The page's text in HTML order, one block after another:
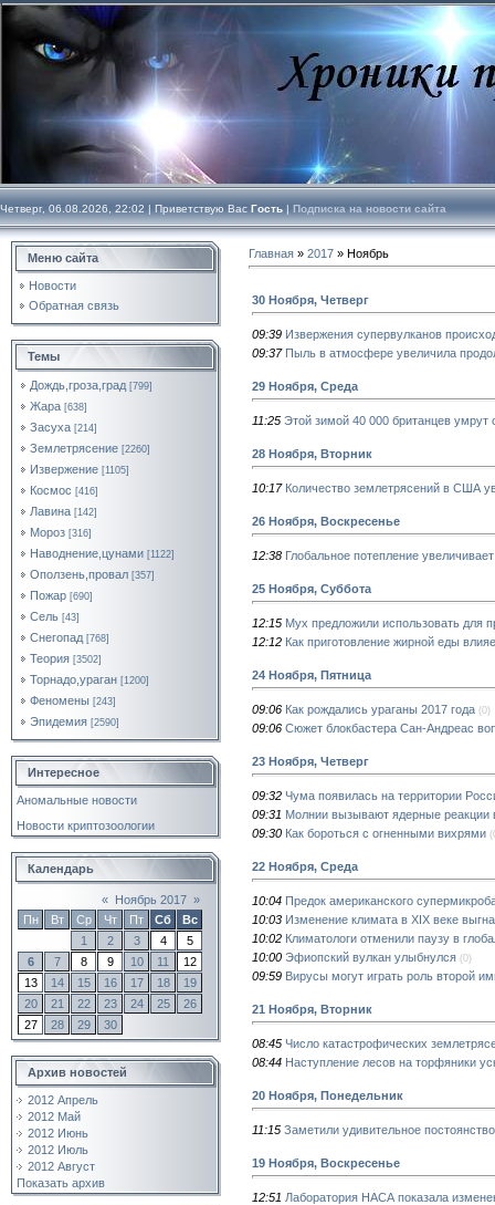
Четверг, 06.08.2026, 22:02 | Приветствую Вас Гость | Подписка на новости сайта
Меню сайта
Новости
Обратная связь
Темы
Дождь,гроза,град [799]
Жара [638]
Засуха [214]
Землетрясение [2260]
Извержение [1105]
Космос [416]
Лавина [142]
Мороз [316]
Наводнение,цунами [1122]
Оползень,провал [357]
Пожар [690]
Сель [43]
Снегопад [768]
Теория [3502]
Торнадо,ураган [1200]
Феномены [243]
Эпидемия [2590]
Интересное
Аномальные новости
Новости криптозоологии
Календарь
« Ноябрь 2017 »
Пн
Вт Ср Чт Пт Сб
Вс
1
2 3 4
5
6
7 8 9 10 11
12
13
14 15 16 17 18
19
20
21 22 23 24 25
26
27
28 29 30
Архив новостей
2012 Апрель
2012 Май
2012 Июнь
2012 Июль
2012 Август
Показать архив
Главная » 2017 » Ноябрь
30 Ноября, Четверг
09:39 Извержения супервулканов
09:37 Пыль в атмосфере увеличила
29 Ноября, Среда
11:25 Этой зимой 40 000 британцев умрут
28 Ноября, Вторник
10:17 Количество землетрясений в США
26 Ноября, Воскресенье
12:38 Глобальное потепление
25 Ноября, Суббота
12:15 Мух предложили использовать для
12:12 Как приготовление жирной еды
24 Ноября, Пятница
09:06 Как рождались ураганы 2017 года (0)
09:06 Сюжет блокбастера Сан-Андреас
23 Ноября, Четверг
09:32 Чума появилась на территории
09:31 Молнии вызывают ядерные
09:30 Как бороться с огненными вихрями
22 Ноября, Среда
10:04 Предок американского
10:03 Изменение климата в XIX веке
10:02 Климатологи отменили паузу в
10:00 Эфиопский вулкан улыбнулся (0)
09:59 Вирусы могут играть роль второй
21 Ноября, Вторник
08:45 Число катастрофических
08:44 Наступление лесов на торфяники
20 Ноября, Понедельник
11:15 Заметили удивительное
19 Ноября, Воскресенье
12:51 Лаборатория НАСА показала